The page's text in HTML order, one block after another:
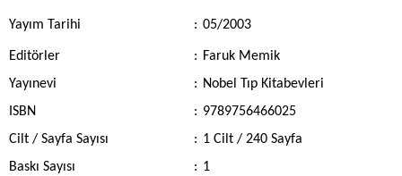
Yayım Tarihi : 05/2003
Editörler : Faruk Memik
Yayınevi
: Nobel Tıp Kitabevleri
ISBN
: 9789756466025
Cilt / Sayfa Sayısı
: 1 Cilt / 240 Sayfa
Baskı Sayısı
: 1